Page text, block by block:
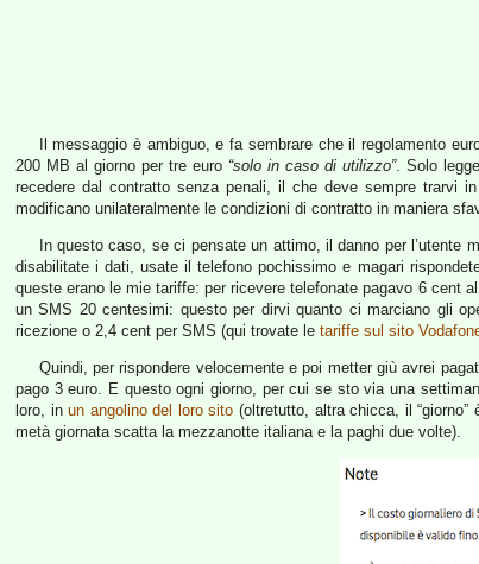
Il messaggio è ambiguo, e fa sembrare che il regolamento
200 MB al giorno per tre euro “solo in caso di utilizzo”. Solo
recedere dal contratto senza penali, il che deve sempre trarvi
modificano unilateralmente le condizioni di contratto in maniera
In questo caso, se ci pensate un attimo, il danno per l’utente
disabilitate i dati, usate il telefono pochissimo e magari
queste erano le mie tariffe: per ricevere telefonate pagavo 6 cent
un SMS 20 centesimi: questo per dirvi quanto ci marciano gli
ricezione o 2,4 cent per SMS (qui trovate le tariffe sul sito
Quindi, per rispondere velocemente e poi metter giù avrei
pago 3 euro. E questo ogni giorno, per cui se sto via una
loro, inun angolino del loro sito (oltretutto, altra chicca, il
metà giornata scatta la mezzanotte italiana e la paghi due volte).